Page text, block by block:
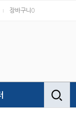
장바구니0